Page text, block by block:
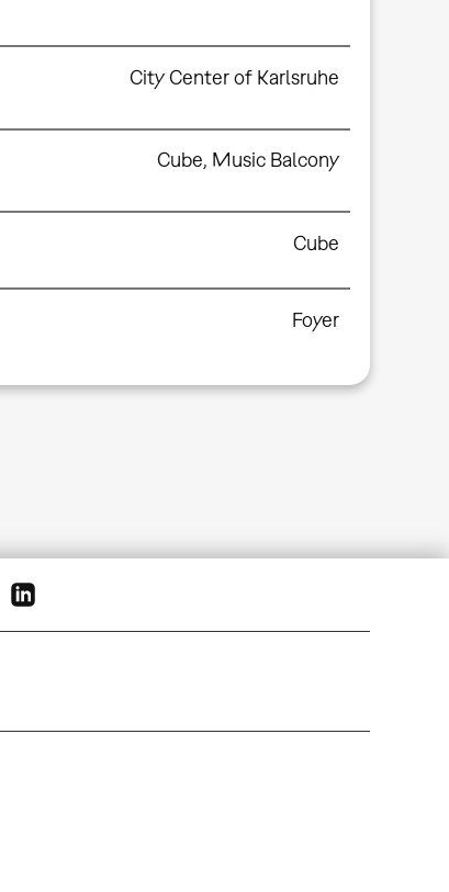
City Center of Karlsruhe
Cube, Music Balcony
Cube
Foyer